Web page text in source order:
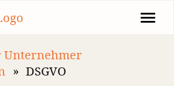
Unternehmer
DSGVO